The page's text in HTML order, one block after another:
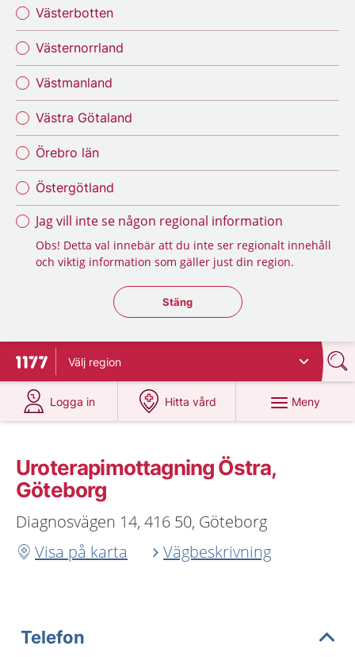
Västerbotten
Västernorrland
Västmanland
Västra Götaland
Örebro län
Östergötland
Jag vill inte se någon regional information
Obs! Detta val innebär att du inte ser regionalt innehåll
och viktig information som gäller just din region.
Stäng regionsväljaren
Stäng
Till startsidan för 1177
Välj region
Logga in
på 1177.se
Hitta vård
på 1177.se
Meny
Uroterapimottagning Östra,
Göteborg
Diagnosvägen 14, 416 50, Göteborg
Visa på karta
Vägbeskrivning
Telefon